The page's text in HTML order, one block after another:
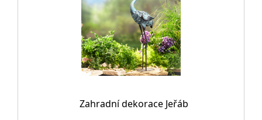
Zahradní dekorace Jeřáb